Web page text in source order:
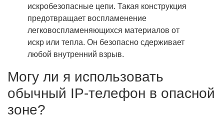
искробезопасные цепи. Такая конструкция
предотвращает воспламенение
легковоспламеняющихся материалов от
искр или тепла. Он безопасно сдерживает
любой внутренний взрыв.
Могу ли я использовать
обычный IP-телефон в опасной
зоне?